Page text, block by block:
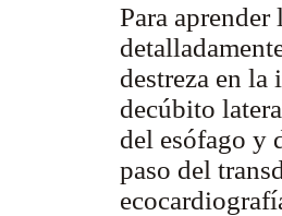
Para
destreza en
decúbito
del esófago y
paso del